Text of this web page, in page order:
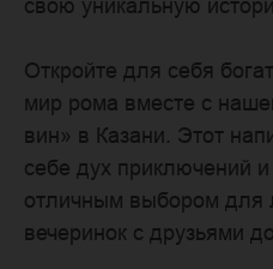
свою уникальную
Откройте для себя
мир рома вместе с
вин» в Казани. Этот
себе дух приключений
отличным выбором для
вечеринок с друзьями